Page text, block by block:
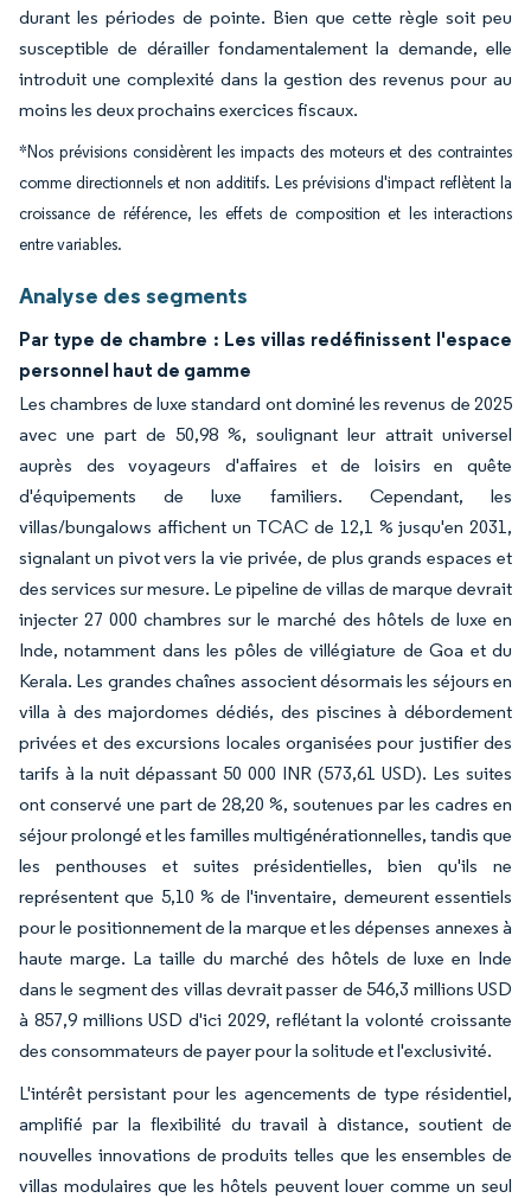
durant les périodes de pointe. Bien que cette règle soit peu
susceptible de dérailler fondamentalement la demande, elle
introduit une complexité dans la gestion des revenus pour au
moins les deux prochains exercices fiscaux.
*Nos prévisions considèrent les impacts des moteurs et des contraintes
comme directionnels et non additifs. Les prévisions d'impact reflètent la
croissance de référence, les effets de composition et les interactions
entre variables.
Analyse des segments
Par type de chambre : Les villas redéfinissent l'espace
personnel haut de gamme
Les chambres de luxe standard ont dominé les revenus de 2025
avec une part de 50,98 %, soulignant leur attrait universel
auprès des voyageurs d'affaires et de loisirs en quête
d'équipements de luxe familiers. Cependant, les
villas/bungalows affichent un TCAC de 12,1 % jusqu'en 2031,
signalant un pivot vers la vie privée, de plus grands espaces et
des services sur mesure. Le pipeline de villas de marque devrait
injecter 27 000 chambres sur le marché des hôtels de luxe en
Inde, notamment dans les pôles de villégiature de Goa et du
Kerala. Les grandes chaînes associent désormais les séjours en
villa à des majordomes dédiés, des piscines à débordement
privées et des excursions locales organisées pour justifier des
tarifs à la nuit dépassant 50 000 INR (573,61 USD). Les suites
ont conservé une part de 28,20 %, soutenues par les cadres en
séjour prolongé et les familles multigénérationnelles, tandis que
les penthouses et suites présidentielles, bien qu'ils ne
représentent que 5,10 % de l'inventaire, demeurent essentiels
pour le positionnement de la marque et les dépenses annexes à
haute marge. La taille du marché des hôtels de luxe en Inde
dans le segment des villas devrait passer de 546,3 millions USD
à 857,9 millions USD d'ici 2029, reflétant la volonté croissante
des consommateurs de payer pour la solitude et l'exclusivité.
L'intérêt persistant pour les agencements de type résidentiel,
amplifié par la flexibilité du travail à distance, soutient de
nouvelles innovations de produits telles que les ensembles de
villas modulaires que les hôtels peuvent louer comme un seul